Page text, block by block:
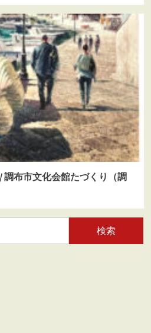
調布市文化会館たづくり（調